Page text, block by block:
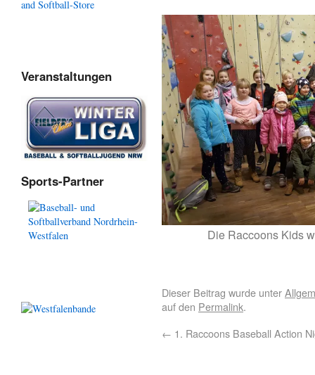
Die Raccoons Kids
Dieser Beitrag wurde unter
auf den Permalink.
← 1. Raccoons Baseball Action
Veranstaltungen
Sports-Partner